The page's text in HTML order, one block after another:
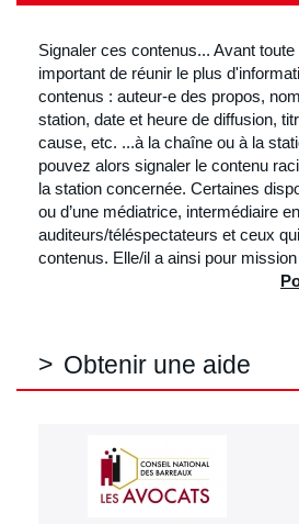
Signaler ces contenus... Avant
important de réunir le plus
contenus : auteur-e des propos,
station, date et heure de diffusion,
cause, etc. ...à la chaîne ou à la
pouvez alors signaler le contenu
la station concernée. Certaines
ou d’une médiatrice, intermédiaire
auditeurs/téléspectateurs et ceux
contenus. Elle/il a ainsi pour
Obtenir une aide